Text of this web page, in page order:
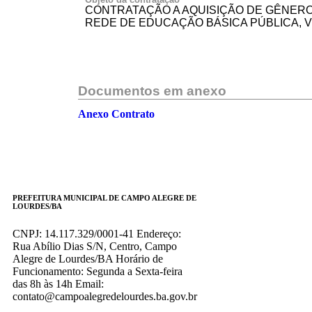
CONTRATAÇÃO A AQUISIÇÃO DE
REDE DE EDUCAÇÃO BÁSICA PÚBLICA,
Documentos em anexo
Anexo Contrato
PREFEITURA MUNICIPAL DE CAMPO ALEGRE DE
LOURDES/BA
CNPJ: 14.117.329/0001-41 Endereço:
Rua Abílio Dias S/N, Centro, Campo
Alegre de Lourdes/BA Horário de
Funcionamento: Segunda a Sexta-feira
das 8h às 14h Email:
contato@campoalegredelourdes.ba.gov.br